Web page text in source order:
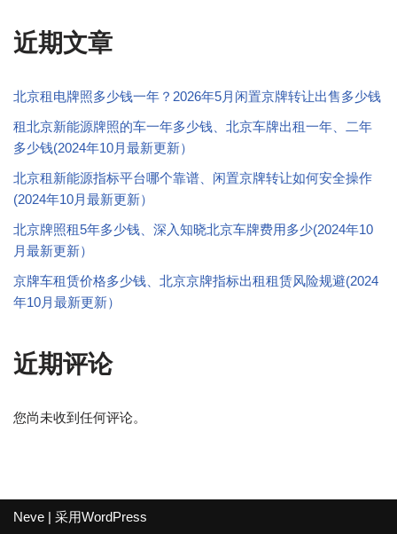
近期文章
北京租电牌照多少钱一年？2026年5月闲置京牌转让出售多少钱
租北京新能源牌照的车一年多少钱、北京车牌出租一年、二年
多少钱(2024年10月最新更新）
北京租新能源指标平台哪个靠谱、闲置京牌转让如何安全操作
(2024年10月最新更新）
北京牌照租5年多少钱、深入知晓北京车牌费用多少(2024年10
月最新更新）
京牌车租赁价格多少钱、北京京牌指标出租租赁风险规避(2024
年10月最新更新）
近期评论
您尚未收到任何评论。
Neve | 采用WordPress